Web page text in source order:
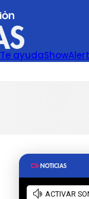
Te ayudaShow